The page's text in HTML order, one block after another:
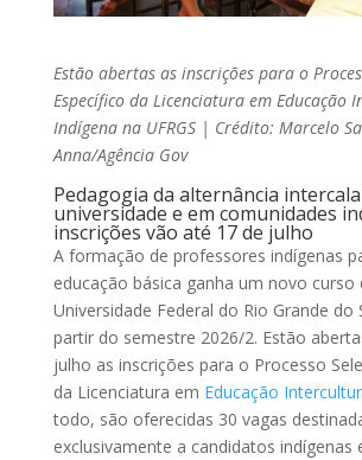
Estão abertas as inscrições para o
Específico da Licenciatura em Educação
Indígena na UFRGS | Crédito: Marcelo
Anna/Agência Gov
Pedagogia da alternância
universidade e em comunidades
inscrições vão até 17 de julho
A formação de professores indígenas
educação básica ganha um novo curso
Universidade Federal do Rio Grande do
partir do semestre 2026/2. Estão
julho as inscrições para o Processo
da Licenciatura em Educação
todo, são oferecidas 30 vagas
exclusivamente a candidatos indígenas